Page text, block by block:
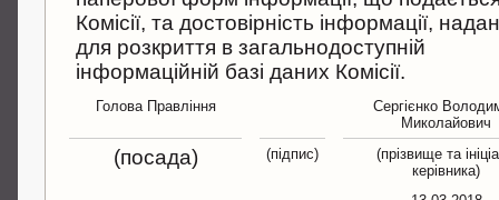
Комісії, та достовірність інформації,
для розкриття в загальнодоступній
інформаційній базі даних Комісії.
Голова Правління
Сергієнко
Миколайович
(посада) (підпис)
(прізвище та
керівника)